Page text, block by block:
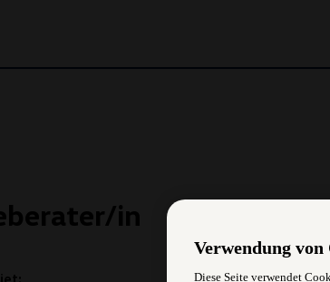
in
Verwendung von
Diese Seite verwendet